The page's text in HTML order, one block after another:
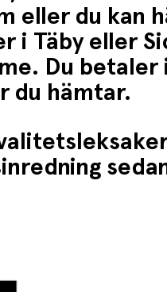
eller du kan
i Täby eller
Du betaler
du hämtar.